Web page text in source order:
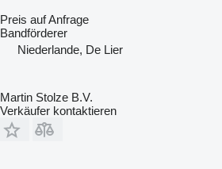
Preis auf Anfrage
Bandförderer
Niederlande, De Lier
Martin Stolze B.V.
Verkäufer kontaktieren